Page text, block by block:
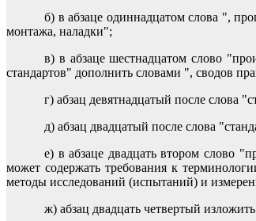
б) в абзаце одиннадцатом слова ",
монтажа, наладки";
в) в абзаце шестнадцатом слово
стандартов" дополнить словами ", сводов
г) абзац девятнадцатый после слова
д) абзац двадцатый после слова
е) в абзаце двадцать втором слово
может содержать требования к
методы исследований (испытаний) и
ж) абзац двадцать четвертый